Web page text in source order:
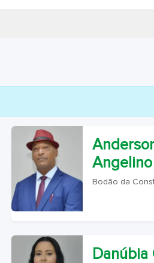
Angelino
Bodão da
Danúbia